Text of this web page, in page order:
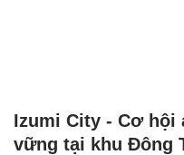
Izumi City - Cơ hội
vững tại khu Đông